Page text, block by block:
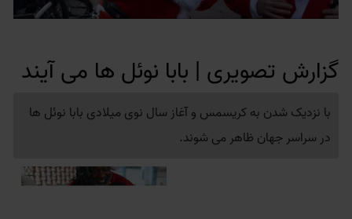
گزارش تصویری | بابا نوئل ها می آیند
با نزدیک شدن به کریسمس و آغاز سال نوی میلادی بابا نوئل ها
در سراسر جهان ظاهر می شوند.